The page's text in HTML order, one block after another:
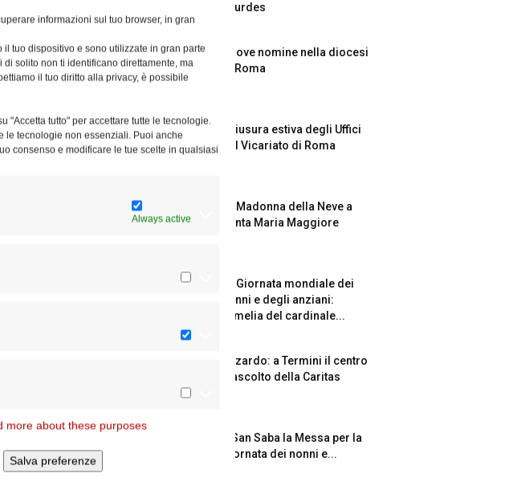
informazioni sul tuo browser, in gran
tuo dispositivo e sono utilizzate in gran parte
solito non ti identificano direttamente, ma
il tuo diritto alla privacy, è possibile
"Accetta tutto" per accettare tutte le tecnologie.
le tecnologie non essenziali. Puoi anche
consenso e modificare le tue scelte in qualsiasi
Always active
more about these purposes
Salva preferenze
Lourdes
Nuove nomine nella diocesi
di Roma
Chiusura estiva degli Uffici
del Vicariato di Roma
La Madonna della Neve a
Santa Maria Maggiore
La Giornata mondiale dei
nonni e degli anziani:
l’omelia del cardinale...
Azzardo: a Termini il centro
d’ascolto della Caritas
A San Saba la Messa per la
Giornata dei nonni e...